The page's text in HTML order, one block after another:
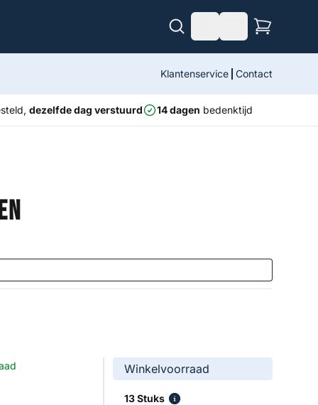
Klantenservice Contact
dezelfde dag verstuurd 14 dagen bedenktijd
Winkelvoorraad
13 Stuks